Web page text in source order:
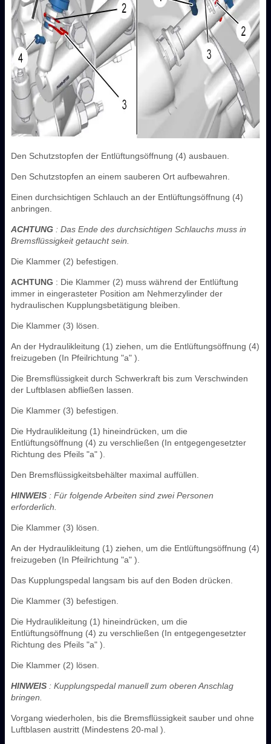
Den Schutzstopfen der Entlüftungsöffnung (4) ausbauen.
Den Schutzstopfen an einem sauberen Ort aufbewahren.
Einen durchsichtigen Schlauch an der Entlüftungsöffnung (4)
anbringen.
ACHTUNG : Das Ende des durchsichtigen Schlauchs muss in
Bremsflüssigkeit getaucht sein.
Die Klammer (2) befestigen.
ACHTUNG : Die Klammer (2) muss während der Entlüftung
immer in eingerasteter Position am Nehmerzylinder der
hydraulischen Kupplungsbetätigung bleiben.
Die Klammer (3) lösen.
An der Hydraulikleitung (1) ziehen, um die Entlüftungsöffnung (4)
freizugeben (In Pfeilrichtung "a" ).
Die Bremsflüssigkeit durch Schwerkraft bis zum Verschwinden
der Luftblasen abfließen lassen.
Die Klammer (3) befestigen.
Die Hydraulikleitung (1) hineindrücken, um die
Entlüftungsöffnung (4) zu verschließen (In entgegengesetzter
Richtung des Pfeils "a" ).
Den Bremsflüssigkeitsbehälter maximal auffüllen.
HINWEIS : Für folgende Arbeiten sind zwei Personen
erforderlich.
Die Klammer (3) lösen.
An der Hydraulikleitung (1) ziehen, um die Entlüftungsöffnung (4)
freizugeben (In Pfeilrichtung "a" ).
Das Kupplungspedal langsam bis auf den Boden drücken.
Die Klammer (3) befestigen.
Die Hydraulikleitung (1) hineindrücken, um die
Entlüftungsöffnung (4) zu verschließen (In entgegengesetzter
Richtung des Pfeils "a" ).
Die Klammer (2) lösen.
HINWEIS : Kupplungspedal manuell zum oberen Anschlag
bringen.
Vorgang wiederholen, bis die Bremsflüssigkeit sauber und ohne
Luftblasen austritt (Mindestens 20-mal ).